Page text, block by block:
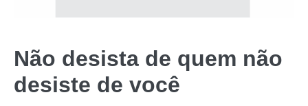
Não desista de quem não
desiste de você